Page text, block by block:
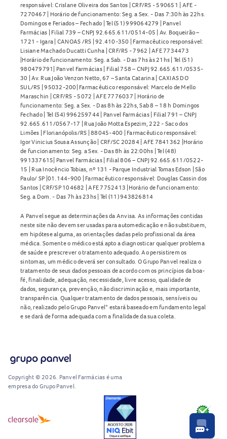
responsável: Crislane Oliveira dos Santos | CRF/RS - 590651 | AFE -
7270467 | Horário de funcionamento: Seg. a Sex. - Das 7:30h às 22hs.
Domingos e Feriados – Fechado | Tel (51) 999064279 | Panvel
Farmácias | Filial 739 – CNPJ 92.665.611/0514-05 | Av. Boqueirão –
1721 - Igara | CANOAS /RS | 92.410-350 | Farmacêutico responsável:
Lisiane Machado Ducatti Cunha | CRF/RS - 7962 | AFE 7734473
|Horário de funcionamento: Seg. a Sab. - Das 7hs às 21hs | Tel (51)
980479791| Panvel Farmácias | Filial 758 – CNPJ 92.665.611/0535-
30 | Av. Rua João Venzon Netto, 67 – Santa Catarina | CAXIAS DO
SUL/RS | 95032-200| Farmacêutico responsável: Marcelo de Mello
Maraschin | CRF/RS - 5072 | AFE 7776037 | Horário de
funcionamento: Seg. a Sex. - Das 8h às 22hs, Sab 8 – 18 h Domingos
Fechado | Tel (54) 996259744 | Panvel Farmácias | Filial 791 – CNPJ
92.665.611/0567-17 | Rua João Motta Espezim, 222 - Saco dos
Limões | Florianópolis/RS | 88045-400 | Farmacêutico responsável:
Igor Vinicius Sousa Assunção | CRF/SC 20284 | AFE 7841362 |Horário
de funcionamento: Seg. a Sex. - Das 8h às 22:00hs | Tel (48)
991337615| Panvel Farmácias | Filial 806 – CNPJ 92.665.611/0522-
15 | Rua Inocêncio Tobias, nº 131 - Parque Industrial Tomas Edson | São
Paulo/ SP |01.144-900 | Farmacêutico responsável: Douglas Cassin dos
Santos | CRF/SP 104682 | AFE 7752413 |Horário de funcionamento:
Seg. a Dom. - Das 7h às 23hs | Tel (11) 943826814
A Panvel segue as determinações da Anvisa. As informações contidas
neste site não devem ser usadas para automedicação e não substituem,
em hipótese alguma, as orientações dadas pelo profissional da área
médica. Somente o médico está apto a diagnosticar qualquer problema
de saúde e prescrever o tratamento adequado. Ao persistirem os
sintomas, um médico deverá ser consultado. O Grupo Panvel realiza o
tratamento de seus dados pessoais de acordo com os princípios da boa-
fé, finalidade, adequação, necessidade, livre acesso, qualidade de
dados, segurança, prevenção, não discriminação e, mais importante,
transparência. Qualquer tratamento de dados pessoais, sensíveis ou
não, realizado pelo Grupo Panvel* estará baseado em fundamento legal
e se dará de forma adequada com a finalidade da sua coleta.
Copyright © 2026. Panvel Farmácias é uma
empresa do Grupo Panvel.
RA1000